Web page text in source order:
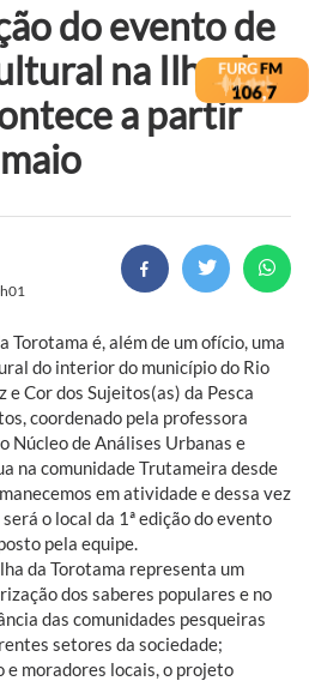
do evento de
na Ilha da
a partir
Torotama é, além de um ofício, uma
do interior do município do Rio
e Cor dos Sujeitos(as) da Pesca
coordenado pela professora
Núcleo de Análises Urbanas e
na comunidade Trutameira desde
em atividade e dessa vez
o local da 1ª edição do evento
pela equipe.
da Torotama representa um
dos saberes populares e no
das comunidades pesqueiras
setores da sociedade;
e moradores locais, o projeto